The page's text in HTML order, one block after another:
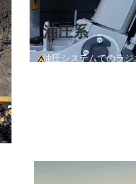
油圧系
油圧システムでのラ